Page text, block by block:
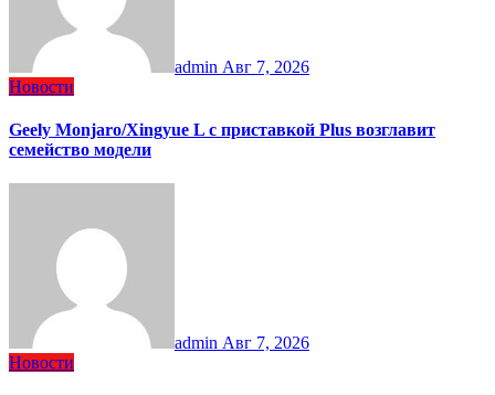
admin Авг 7, 2026
Новости
Geely Monjaro/Xingyue L с приставкой Plus возглавит
семейство модели
admin Авг 7, 2026
Новости